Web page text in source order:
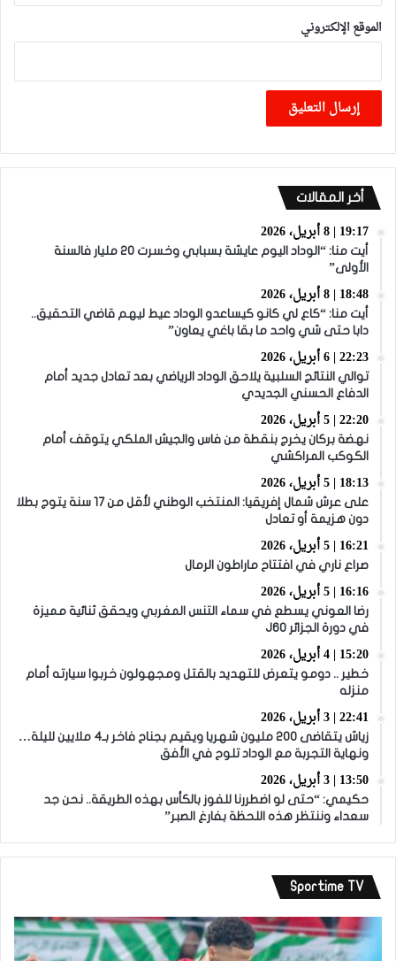
الموقع الإلكتروني
أخر المقالات
19:17 | 8 أبريل، 2026
أيت منا: “الوداد اليوم عايشة بسبابي وخسرت 20 مليار فالسنة
الأولى”
18:48 | 8 أبريل، 2026
أيت منا: “كاع لي كانو كيساعدو الوداد عيط ليهم قاضي التحقيق..
دابا حتى شي واحد ما بقا باغي يعاون”
22:23 | 6 أبريل، 2026
توالي النتائج السلبية يلاحق الوداد الرياضي بعد تعادل جديد أمام
الدفاع الحسني الجديدي
22:20 | 5 أبريل، 2026
نهضة بركان يخرج بنقطة من فاس والجيش الملكي يتوقف أمام
الكوكب المراكشي
18:13 | 5 أبريل، 2026
على عرش شمال إفريقيا: المنتخب الوطني لأقل من 17 سنة يتوج بطلا
دون هزيمة أو تعادل
16:21 | 5 أبريل، 2026
صراع ناري في افتتاح ماراطون الرمال
16:16 | 5 أبريل، 2026
رضا العوني يسطع في سماء التنس المغربي ويحقق ثنائية مميزة
في دورة الجزائر J60
15:20 | 4 أبريل، 2026
خطير .. دومو يتعرض للتهديد بالقتل ومجهولون خربوا سيارته أمام
منزله
22:41 | 3 أبريل، 2026
زياش يتقاضى 200 مليون شهريا ويقيم بجناح فاخر بـ4 ملايين لليلة…
ونهاية التجربة مع الوداد تلوح في الأفق
13:50 | 3 أبريل، 2026
حكيمي: “حتى لو اضطررنا للفوز بالكأس بهذه الطريقة.. نحن جد
سعداء وننتظر هذه اللحظة بفارغ الصبر”
Sportime TV